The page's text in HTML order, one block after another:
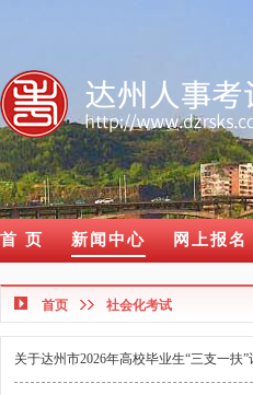
首 页 新闻中心 网上报名
首页 社会化考试
关于达州市2026年高校毕业生“三支一